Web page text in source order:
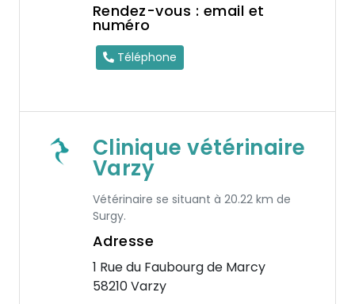
Rendez-vous : email et
numéro
Téléphone
Clinique vétérinaire
Varzy
Vétérinaire se situant à 20.22 km de
Surgy.
Adresse
1 Rue du Faubourg de Marcy
58210 Varzy